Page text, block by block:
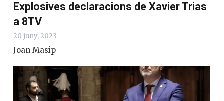
Explosives declaracions de Xavier Trias
a 8TV
20 juny, 2023
Joan Masip